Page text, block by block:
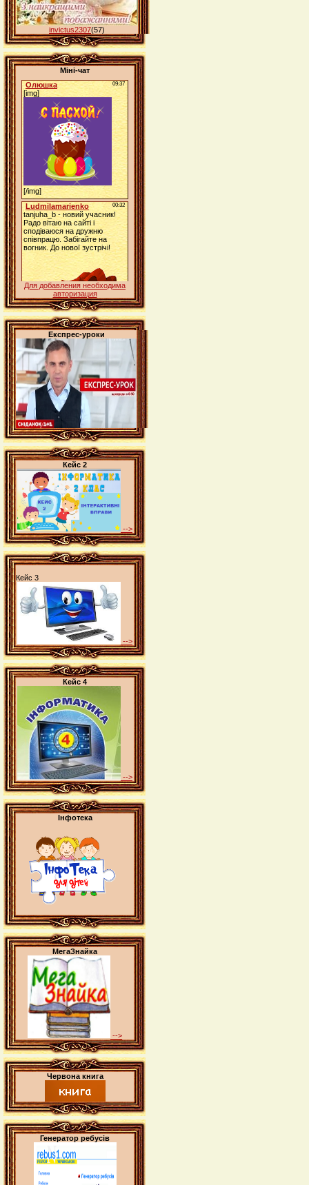
invictus2307(57)
Міні-чат
Для добавления необходима
авторизация
Експрес-уроки
Кейс 2
-->
Кейс 3
-->
Кейс 4
-->
Інфотека
МегаЗнайка
-->
Червона книга
Генератор ребусів